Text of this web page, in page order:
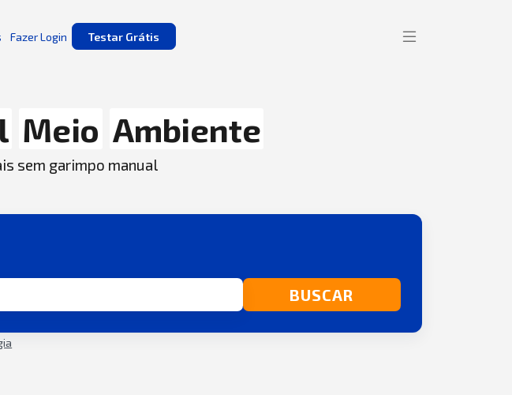
Fazer Login Testar Grátis
Meio Ambiente
sem garimpo manual
BUSCAR